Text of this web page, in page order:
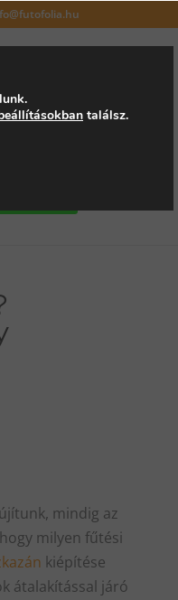
mindig az
milyen fűtési
kiépítése
átalakítással járó
találsz.